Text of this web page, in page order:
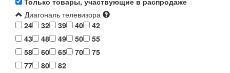
Диагональ телевизора
24
32 39 40
42
43
48 49 50
55
58
60 65 70
75
77
80
82